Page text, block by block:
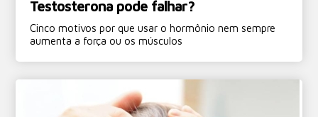
Testosterona pode falhar?
Cinco motivos por que usar o hormônio nem sempre
aumenta a força ou os músculos